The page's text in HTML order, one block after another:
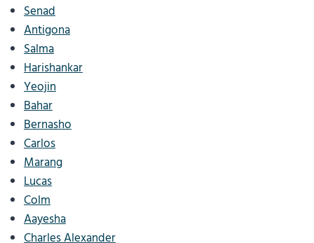
Senad
Antigona
Salma
Harishankar
Yeojin
Bahar
Bernasho
Carlos
Marang
Lucas
Colm
Aayesha
Charles Alexander